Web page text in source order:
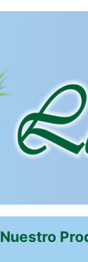
Nuestro